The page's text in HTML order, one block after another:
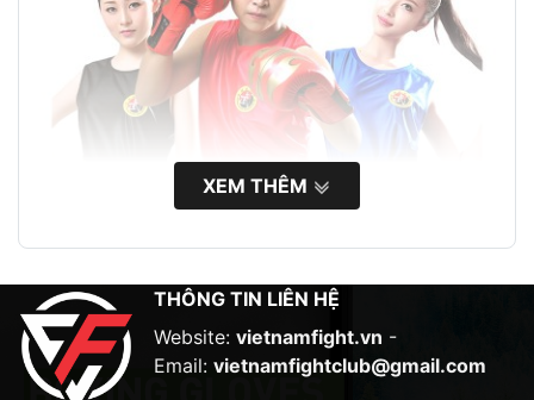
XEM THÊM
THÔNG TIN LIÊN HỆ
Website: vietnamfight.vn -
Email: vietnamfightclub@gmail.com